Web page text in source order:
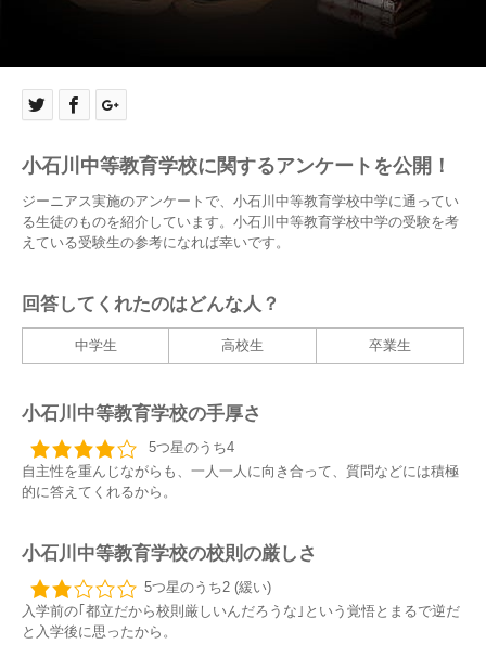
小石川中等教育学校に関するアンケートを公開！
ジーニアス実施のアンケートで、小石川中等教育学校中学に通ってい
る生徒のものを紹介しています。小石川中等教育学校中学の受験を考
えている受験生の参考になれば幸いです。
回答してくれたのはどんな人？
中学生 高校生 卒業生
小石川中等教育学校の手厚さ
5つ星のうち4
自主性を重んじながらも、一人一人に向き合って、質問などには積極
的に答えてくれるから。
小石川中等教育学校の校則の厳しさ
5つ星のうち2 (緩い)
入学前の｢都立だから校則厳しいんだろうな｣という覚悟とまるで逆だ
と入学後に思ったから。